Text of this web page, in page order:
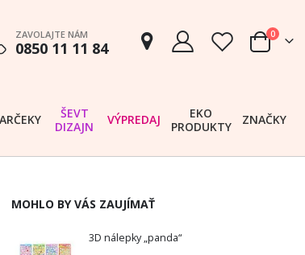
ZAVOLAJTE NÁM
0850 11 11 84 Cart
0
ŠEVT
DIZAJN
VÝPREDAJ
EKO
PRODUKTY
ZNAČKY
MOHLO BY VÁS ZAUJÍMAŤ
3D nálepky „panda“